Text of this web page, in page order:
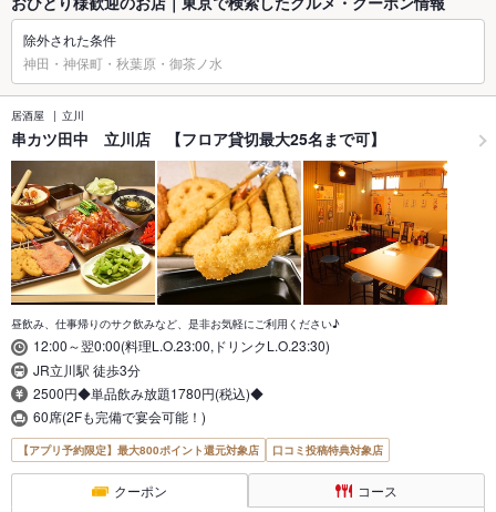
除外された条件
神田・神保町・秋葉原・御茶ノ水
居酒屋 立川
串カツ田中 立川店 【フロア貸切最大25名まで可】
昼飲み、仕事帰りのサク飲みなど、是非お気軽にご利用ください♪
12:00～翌0:00(料理L.O.23:00,ドリンクL.O.23:30)
JR立川駅 徒歩3分
2500円◆単品飲み放題1780円(税込)◆
60席(2Fも完備で宴会可能！)
【アプリ予約限定】最大800ポイント還元対象店 口コミ投稿特典対象店
クーポン コース